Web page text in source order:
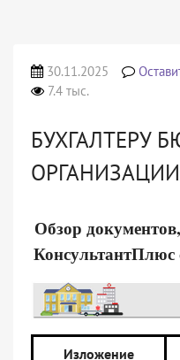
30.11.2025
7.4 тыс.
БУХГАЛТЕРУ
ОРГАНИЗАЦИИ
Обзор
КонсультантПлюс
Изложение